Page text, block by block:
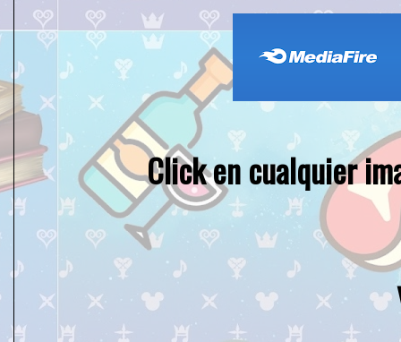
Click en cualquier